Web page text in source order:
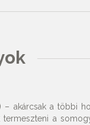
akárcsak a többi
a